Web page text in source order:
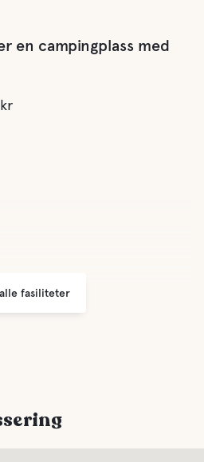
en campingplass med
fasiliteter